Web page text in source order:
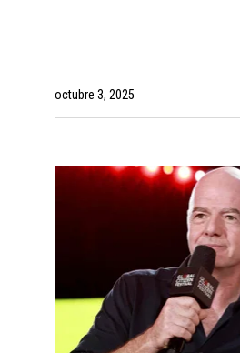
octubre 3, 2025